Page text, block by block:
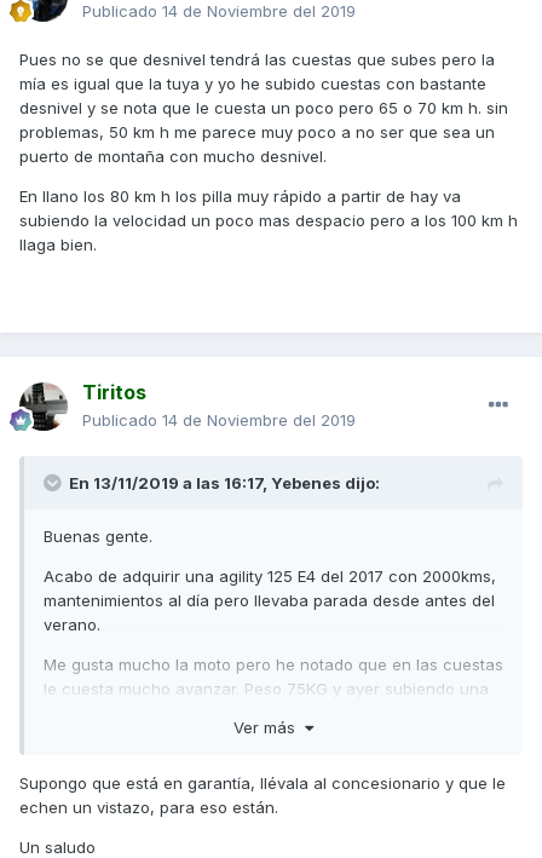
Publicado 14 de Noviembre del 2019
Pues no se que desnivel tendrá las cuestas que subes pero la
mía es igual que la tuya y yo he subido cuestas con bastante
desnivel y se nota que le cuesta un poco pero 65 o 70 km h. sin
problemas, 50 km h me parece muy poco a no ser que sea un
puerto de montaña con mucho desnivel.
En llano los 80 km h los pilla muy rápido a partir de hay va
subiendo la velocidad un poco mas despacio pero a los 100 km h
llaga bien.
Tiritos
Publicado 14 de Noviembre del 2019
En 13/11/2019 a las 16:17, Yebenes dijo:
Buenas gente.
Acabo de adquirir una agility 125 E4 del 2017 con 2000kms,
mantenimientos al día pero llevaba parada desde antes del
verano.
Me gusta mucho la moto pero he notado que en las cuestas
le cuesta mucho avanzar. Peso 75KG y ayer subiendo una
coger velocidad y creo que mo llegó ni a 50km/h.
Despues salí por vía interurbana pequeña y empece a subir
a 80 y acabe a 60 o incluso menos.
El uso que le voy a dar es solo ciudad por lo que en
Ver más
Supongo que está en garantía, llévala al concesionario y que le
echen un vistazo, para eso están.
Un saludo